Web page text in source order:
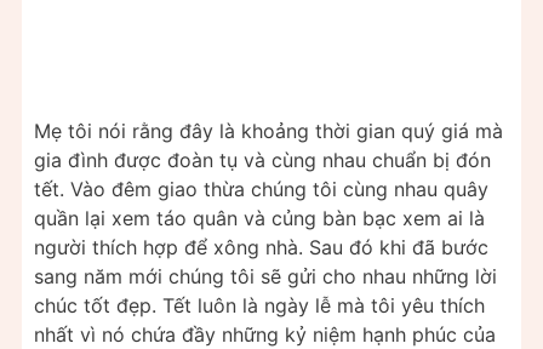
Mẹ tôi nói rằng đây là khoảng thời gian quý giá mà
gia đình được đoàn tụ và cùng nhau chuẩn bị đón
tết. Vào đêm giao thừa chúng tôi cùng nhau quây
quần lại xem táo quân và củng bàn bạc xem ai là
người thích hợp để xông nhà. Sau đó khi đã bước
sang năm mới chúng tôi sẽ gửi cho nhau những lời
chúc tốt đẹp. Tết luôn là ngày lễ mà tôi yêu thích
nhất vì nó chứa đầy những kỷ niệm hạnh phúc của